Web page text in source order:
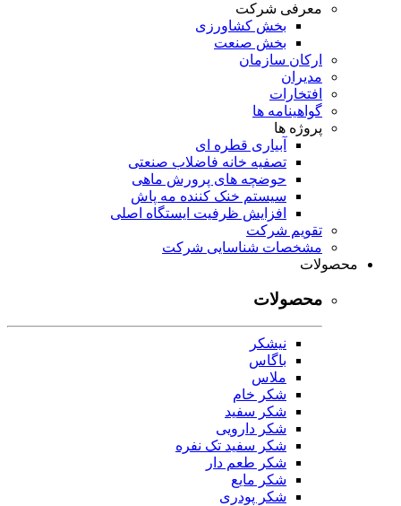
معرفی شرکت
بخش کشاورزی
بخش صنعت
ارکان سازمان
مدیران
افتخارات
گواهینامه ها
پروژه ها
آبیاری قطره ای
تصفیه خانه فاضلاب صنعتی
حوضچه های پرورش ماهی
سیستم خنک کننده مه پاش
افزایش ظرفیت ایستگاه اصلی
تقویم شرکت
مشخصات شناسایی شرکت
محصولات
محصولات
نیشکر
باگاس
ملاس
شکر خام
شکر سفید
شکر دارویی
شکر سفید تک نفره
شکر طعم دار
شکر مایع
شکر پودری